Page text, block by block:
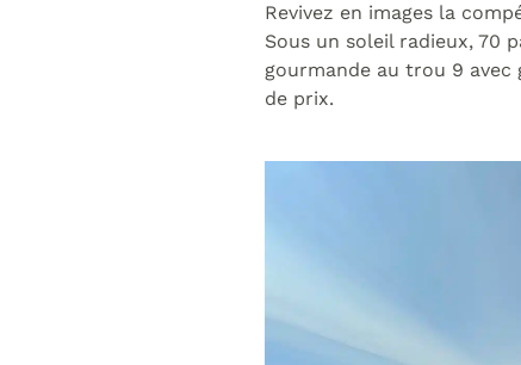
Revivez en images la
Sous un soleil radieux, 70
gourmande au trou 9 avec
de prix.